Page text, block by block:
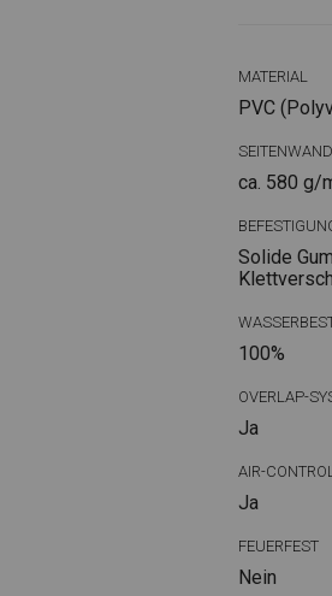
MATERIAL
PVC
ca. 580 g/
Solide
100%
OVERLAP-
Ja
AIR-
Ja
FEUERFEST
Nein